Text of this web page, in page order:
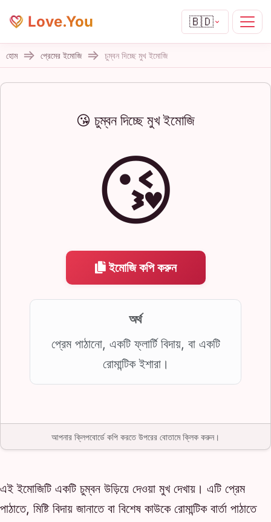
Love.You 🇧🇩
হোম প্রেমের ইমোজি চুম্বন দিচ্ছে মুখ ইমোজি
😘 চুম্বন দিচ্ছে মুখ ইমোজি
😘
ইমোজি কপি করুন
অর্থ
প্রেম পাঠানো, একটি ফ্লার্টি বিদায়, বা একটি
রোমান্টিক ইশারা।
আপনার ক্লিপবোর্ডে কপি করতে উপরের বোতামে ক্লিক করুন।
এই ইমোজিটি একটি চুম্বন উড়িয়ে দেওয়া মুখ দেখায়। এটি প্রেম
পাঠাতে, মিষ্টি বিদায় জানাতে বা বিশেষ কাউকে রোমান্টিক বার্তা পাঠাতে